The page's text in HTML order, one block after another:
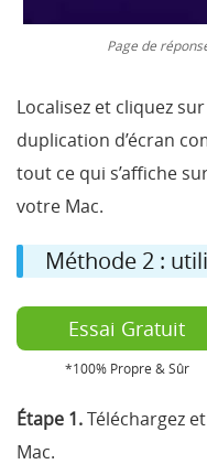
Page de
Localisez et cliquez
duplication d’écran
tout ce qui s’affiche
votre Mac.
Méthode 2 :
Essai Gratuit
*100% Propre & Sûr
Étape 1.Téléchargez
Mac.